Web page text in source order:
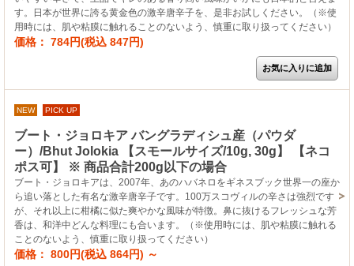
す。日本が世界に誇る黄金色の激辛唐辛子を、是非お試しください。（※使
用時には、肌や粘膜に触れることのないよう、慎重に取り扱ってください）
価格： 784円(税込 847円)
NEW PICK UP
ブート・ジョロキア バングラディシュ産（パウダ
ー）/Bhut Jolokia 【スモールサイズ/10g, 30g】 【ネコ
ポス可】 ※ 商品合計200g以下の場合
ブート・ジョロキアは、2007年、あのハバネロをギネスブック世界一の座か
ら追い落とした有名な激辛唐辛子です。100万スコヴィルの辛さは強烈です
が、それ以上に柑橘に似た爽やかな風味が特徴。鼻に抜けるフレッシュな芳
香は、和洋中どんな料理にも合います。（※使用時には、肌や粘膜に触れる
ことのないよう、慎重に取り扱ってください）
価格： 800円(税込 864円) ～